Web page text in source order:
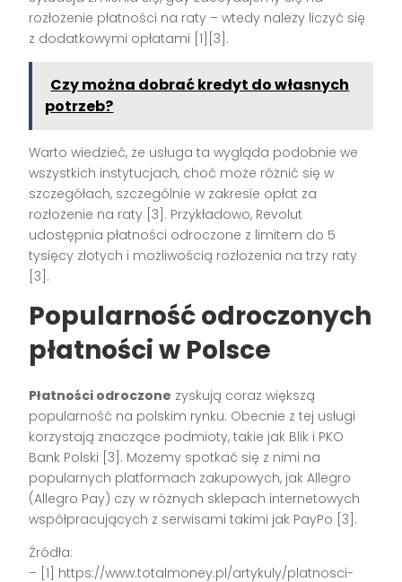
rozłożenie płatności na raty – wtedy należy liczyć się
z dodatkowymi opłatami [1][3].
Czy można dobrać kredyt do własnych
potrzeb?
Warto wiedzieć, że usługa ta wygląda podobnie we
wszystkich instytucjach, choć może różnić się w
szczegółach, szczególnie w zakresie opłat za
rozłożenie na raty [3]. Przykładowo, Revolut
udostępnia płatności odroczone z limitem do 5
tysięcy złotych i możliwością rozłożenia na trzy raty
[3].
Popularność odroczonych
płatności w Polsce
Płatności odroczone zyskują coraz większą
popularność na polskim rynku. Obecnie z tej usługi
korzystają znaczące podmioty, takie jak Blik i PKO
Bank Polski [3]. Możemy spotkać się z nimi na
popularnych platformach zakupowych, jak Allegro
(Allegro Pay) czy w różnych sklepach internetowych
współpracujących z serwisami takimi jak PayPo [3].
Źródła:
– [1] https://www.totalmoney.pl/artykuly/platnosci-